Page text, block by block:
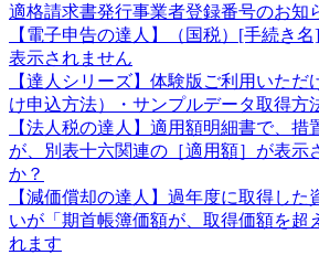
適格請求書発行事業者登録番号のお知
【電子申告の達人】（国税）[手続き
表示されません
【達人シリーズ】体験版ご利用いただ
け申込方法）・サンプルデータ取得方
【法人税の達人】適用額明細書で、措
が、別表十六関連の［適用額］が表示
か？
【減価償却の達人】過年度に取得した
いが「期首帳簿価額が、取得価額を超
れます